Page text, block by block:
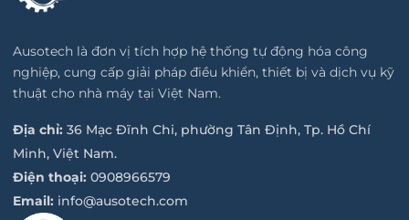
Ausotech là đơn vị tích hợp hệ thống tự động hóa công
nghiệp, cung cấp giải pháp điều khiển, thiết bị và dịch vụ kỹ
thuật cho nhà máy tại Việt Nam.
Địa chỉ: 36 Mạc Đĩnh Chi, phường Tân Định, Tp. Hồ Chí
Minh, Việt Nam.
Điện thoại: 0908966579
Email: info@ausotech.com